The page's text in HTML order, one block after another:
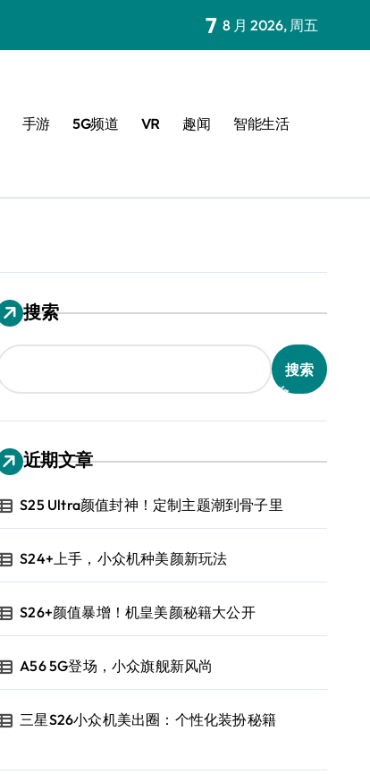
7 8 月 2026, 周五
手游 5G频道 VR 趣闻 智能生活
搜索
搜索
近期文章
S25 Ultra颜值封神！定制主题潮到骨子里
S24+上手，小众机种美颜新玩法
S26+颜值暴增！机皇美颜秘籍大公开
A56 5G登场，小众旗舰新风尚
三星S26小众机美出圈：个性化装扮秘籍